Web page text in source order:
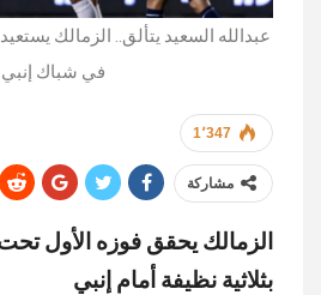
عبدالله السعيد يتألق.. الزمالك يستعيد
في شباك إنبي
1٬347
مشاركة
الزمالك يحقق فوزه الأول
بثلاثية نظيفة أمام إنبي